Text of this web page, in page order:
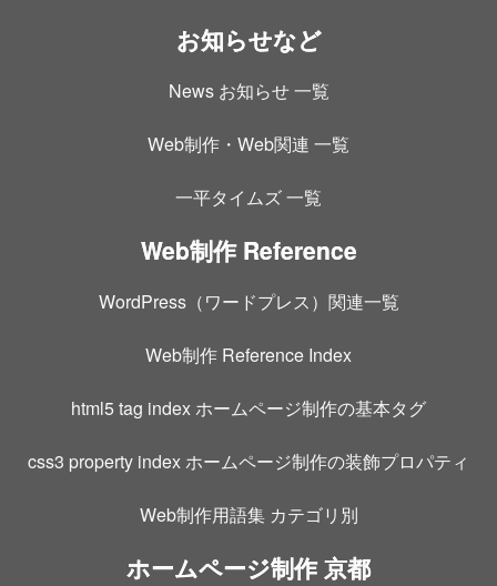
お知らせなど
News お知らせ 一覧
Web制作・Web関連 一覧
一平タイムズ 一覧
Web制作 Reference
WordPress（ワードプレス）関連一覧
Web制作 Reference Index
html5 tag index ホームページ制作の基本タグ
css3 property index ホームページ制作の装飾プロパティ
Web制作用語集 カテゴリ別
ホームページ制作 京都